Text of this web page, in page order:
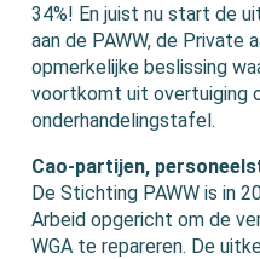
34%! En juist nu start de
aan de PAWW, de Private
opmerkelijke beslissing
voortkomt uit overtuiging
onderhandelingstafel.
Cao-partijen,
De Stichting PAWW is in
Arbeid opgericht om de
WGA te repareren. De